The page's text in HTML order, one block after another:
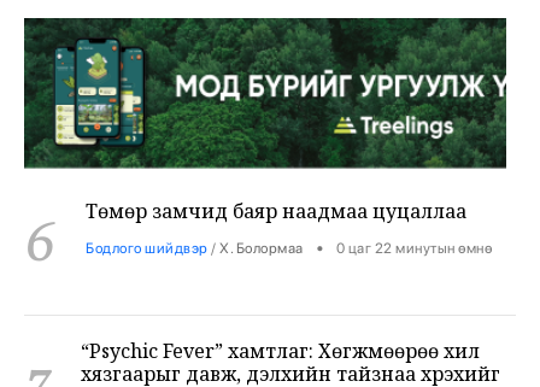
6 Төмөр замчид баяр наадмаа цуцаллаа
7
хязгаарыг давж, дэлхийн тайзнаа хүрэхийг
зорьж байна
Соёл Урлаг/АДМИН • 0 цаг 32 минутын өмнө